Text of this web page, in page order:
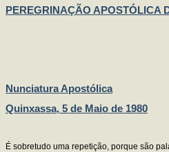
PEREGRINAÇÃO APOSTÓLICA
Nunciatura Apostólica
Quinxassa, 5 de Maio de 1980
É sobretudo uma repetição, porque são